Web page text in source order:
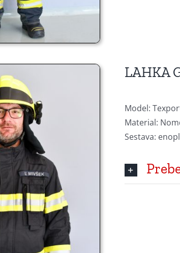
LAHKA
Model:
Material:
Sestava: